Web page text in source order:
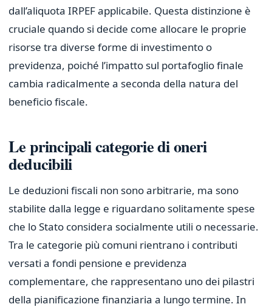
dall’aliquota IRPEF applicabile. Questa distinzione è
cruciale quando si decide come allocare le proprie
risorse tra diverse forme di investimento o
previdenza, poiché l’impatto sul portafoglio finale
cambia radicalmente a seconda della natura del
beneficio fiscale.
Le principali categorie di oneri
deducibili
Le deduzioni fiscali non sono arbitrarie, ma sono
stabilite dalla legge e riguardano solitamente spese
che lo Stato considera socialmente utili o necessarie.
Tra le categorie più comuni rientrano i contributi
versati a fondi pensione e previdenza
complementare, che rappresentano uno dei pilastri
della pianificazione finanziaria a lungo termine. In